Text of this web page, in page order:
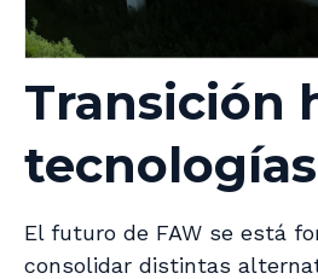
Transición
El futuro de FAW se está
consolidar distintas